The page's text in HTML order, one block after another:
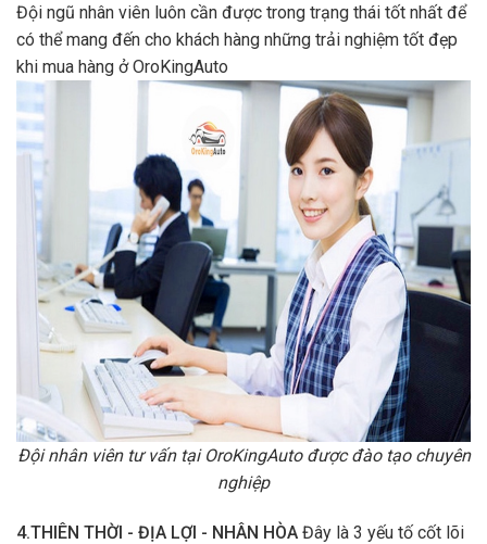
Đội ngũ nhân viên luôn cần được trong trạng thái tốt nhất để
có thể mang đến cho khách hàng những trải nghiệm tốt đẹp
khi mua hàng ở OroKingAuto
Đội nhân viên tư vấn tại OroKingAuto được đào tạo chuyên
nghiệp
4.THIÊN THỜI - ĐỊA LỢI - NHÂN HÒA Đây là 3 yếu tố cốt lõi